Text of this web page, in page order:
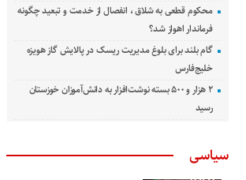
محکوم قطعی به شلاق ، انفصال از خدمت و تبعید چگونه
فرماندار اهواز شد؟
گام بلند برای بلوغ مدیریت ریسک در پالایش گاز هویزه
خلیج‌فارس
۲ هزار و ۵۰۰ بسته نوشت‌افزار به دانش‌آموزان خوزستان
رسید
سیاسی